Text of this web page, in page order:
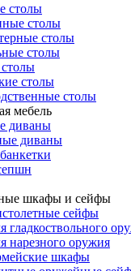
столы
столы
столы
столы
столы
столы
мебель
диваны
диваны
шкафы и сейфы
сейфы
гладкоствольного
нарезного оружия
шкафы